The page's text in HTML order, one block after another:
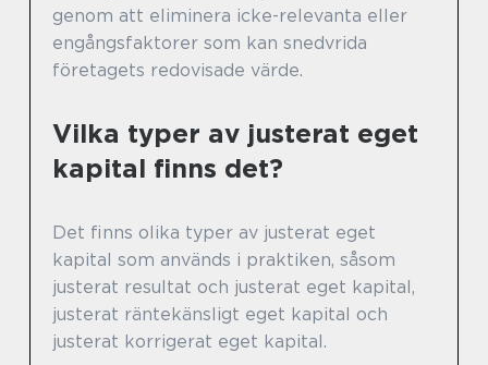
genom att eliminera icke-relevanta eller
engångsfaktorer som kan snedvrida
företagets redovisade värde.
Vilka typer av justerat eget
kapital finns det?
Det finns olika typer av justerat eget
kapital som används i praktiken, såsom
justerat resultat och justerat eget kapital,
justerat räntekänsligt eget kapital och
justerat korrigerat eget kapital.